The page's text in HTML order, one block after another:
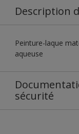
Description
Peinture-laque
aqueuse
sécurité